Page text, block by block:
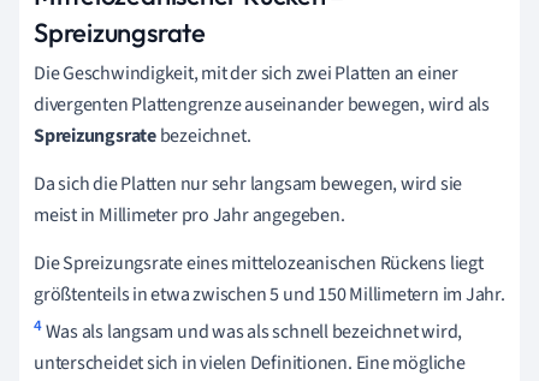
Spreizungsrate
Die Geschwindigkeit, mit der sich zwei Platten an einer
divergenten Plattengrenze auseinander bewegen, wird als
Spreizungsratebezeichnet.
Da sich die Platten nur sehr langsam bewegen, wird sie
meist in Millimeter pro Jahr angegeben.
Die Spreizungsrate eines mittelozeanischen Rückens liegt
größtenteils in etwa zwischen 5 und 150 Millimetern im Jahr.
4Was als langsam und was als schnell bezeichnet wird,
unterscheidet sich in vielen Definitionen. Eine mögliche